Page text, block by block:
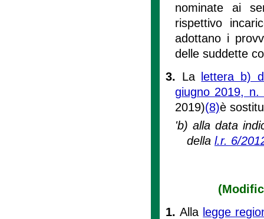
nominate ai
rispettivo
adottano i
delle suddette
3. La
lettera b)
giugno 2019, n.
2019)(8)è
'b) alla data
della l.r. 6/
1.Alla legge